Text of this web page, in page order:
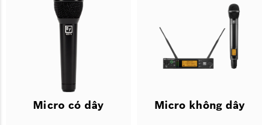
Micro có dây Micro không dây